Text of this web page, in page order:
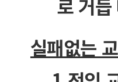
로 거듭
실패없는